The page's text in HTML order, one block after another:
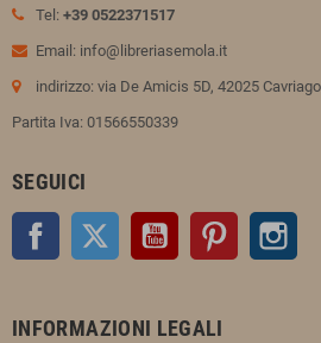
Tel: +39 0522371517
Email: info@libreriasemola.it
indirizzo: via De Amicis 5D, 42025
Partita Iva: 01566550339
SEGUICI
Facebook Twitter YouTube Pinterest
INFORMAZIONI LEGALI